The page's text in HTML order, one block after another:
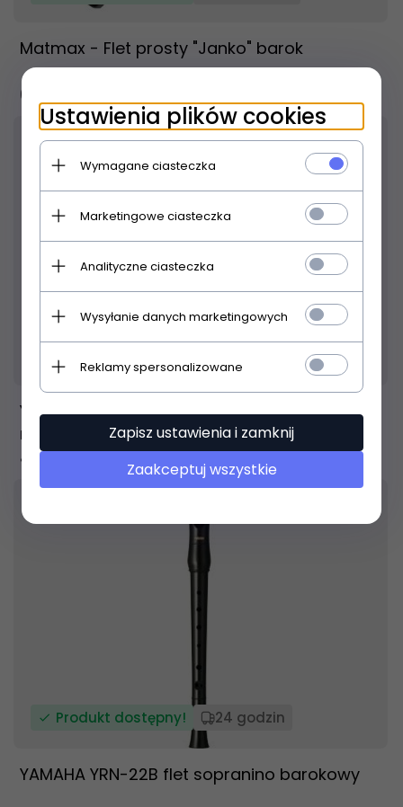
Matmax - Flet prosty "Janko" barok
65,
YAMAHA YRS-23 flet sopranowy prosty
niemiecki
42,99PLN
Produkt dostępny! 24 godzin
YAMAHA YRN-22B flet sopranino barokowy
Ustawienia plików cookies
Wymagane ciasteczka
Marketingowe ciasteczka
Analityczne ciasteczka
Wysyłanie danych marketingowych
Reklamy spersonalizowane
Zapisz ustawienia i zamknij
Zaakceptuj wszystkie